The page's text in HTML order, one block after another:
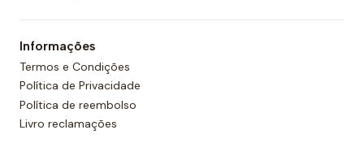
Informações
Termos e Condições
Política de Privacidade
Política de reembolso
Livro reclamações